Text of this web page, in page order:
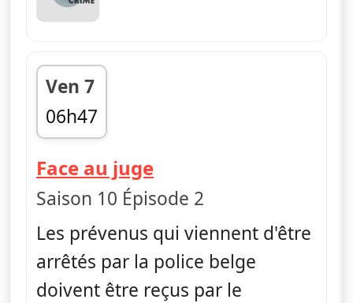
Ven 7
06h47
fin 07h26
Face au juge— Face au juge
Saison 10 Épisode 2
Les prévenus qui viennent d'être
arrêtés par la police belge
doivent être reçus par le